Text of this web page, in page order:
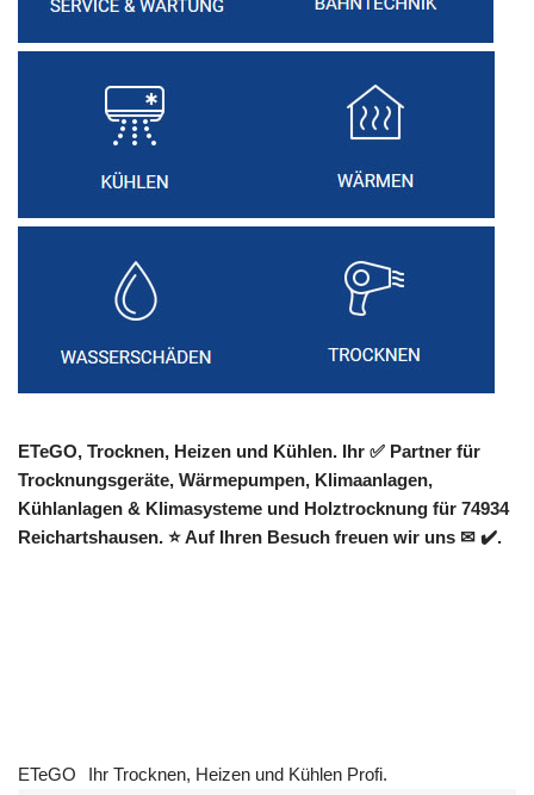
ETeGO, Trocknen, Heizen und Kühlen. Ihr ✅ Partner für
Trocknungsgeräte, Wärmepumpen, Klimaanlagen,
Kühlanlagen & Klimasysteme und Holztrocknung für 74934
Reichartshausen. ⭐ Auf Ihren Besuch freuen wir uns ✉ ✔️.
ETeGO Ihr Trocknen, Heizen und Kühlen Profi.